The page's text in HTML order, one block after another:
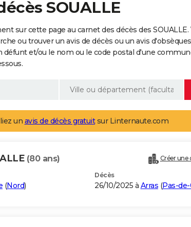
SOUALLE
sur cette page au carnet des décès des SOUALLE.
ou trouver un avis de décès ou un avis
défunt et/ou le nom ou le code postal d'une
un avis de décès gratuitsur Linternaute.com
(80 ans) Créer une
(Nord)
Décès
26/10/2025 à Arras (Pas-de-